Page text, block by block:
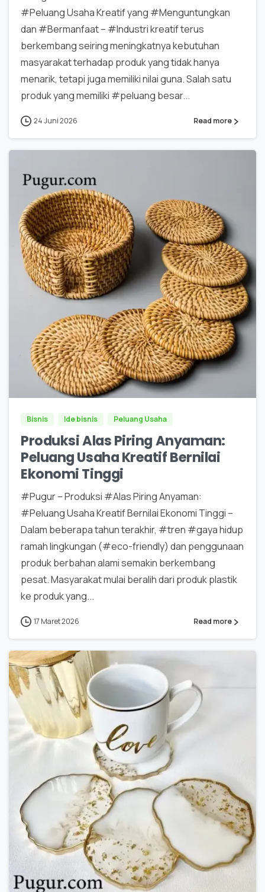
#Peluang Usaha Kreatif yang #Menguntungkan
dan #Bermanfaat – #Industri kreatif terus
berkembang seiring meningkatnya kebutuhan
masyarakat terhadap produk yang tidak hanya
menarik, tetapi juga memiliki nilai guna. Salah satu
produk yang memiliki #peluang besar...
24 Juni 2026 Read more
0
Bisnis Ide bisnis Peluang Usaha
Produksi Alas Piring Anyaman:
Peluang Usaha Kreatif Bernilai
Ekonomi Tinggi
#Pugur – Produksi #Alas Piring Anyaman:
#Peluang Usaha Kreatif Bernilai Ekonomi Tinggi –
Dalam beberapa tahun terakhir, #tren #gaya hidup
ramah lingkungan (#eco-friendly) dan penggunaan
produk berbahan alami semakin berkembang
pesat. Masyarakat mulai beralih dari produk plastik
ke produk yang...
17 Maret 2026 Read more